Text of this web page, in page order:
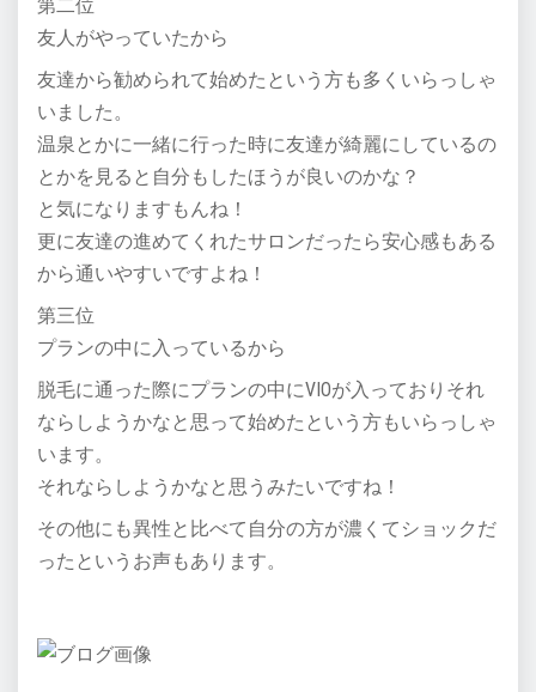
第二位
友人がやっていたから
友達から勧められて始めたという方も多くいらっしゃ
いました。
温泉とかに一緒に行った時に友達が綺麗にしているの
とかを見ると自分もしたほうが良いのかな？
と気になりますもんね！
更に友達の進めてくれたサロンだったら安心感もある
から通いやすいですよね！
第三位
プランの中に入っているから
脱毛に通った際にプランの中にVIOが入っておりそれ
ならしようかなと思って始めたという方もいらっしゃ
います。
それならしようかなと思うみたいですね！
その他にも異性と比べて自分の方が濃くてショックだ
ったというお声もあります。